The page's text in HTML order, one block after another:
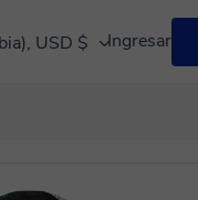
USD $ Ingresar